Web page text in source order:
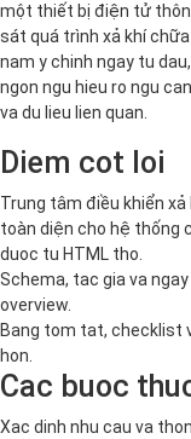
một thiết bị điện tử
sát quá trình xả khí
nam y chinh ngay tu
ngon ngu hieu ro ngu
va du lieu lien quan.
Diem cot loi
Trung tâm điều khiển xả
toàn diện cho hệ thống
duoc tu HTML tho.
Schema, tac gia va
overview.
Bang tom tat, checklist
hon.
Cac buoc
Xac dinh nhu cau va